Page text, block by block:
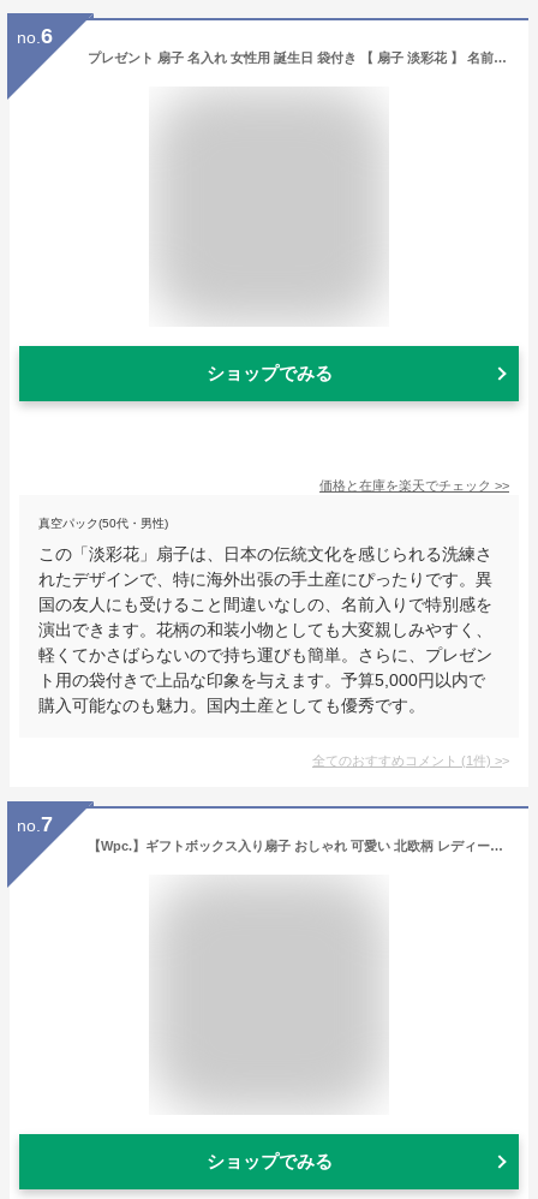
no. 6
プレゼント 扇子 名入れ 女性用 誕生日 袋付き 【 扇子 淡彩花 】 名前入り 夏 ギフト おしゃれ かわいい 扇子袋 せんす センス 和装小物 花柄 レディース 名入り 50代 60代 女性 誕生日 母親 義母 祖母 還暦 古希 定年 退職 祝い 母の日 父の日 孫
ショップでみる
価格と在庫を楽天でチェック >>
真空パック(50代・男性)
この「淡彩花」扇子は、日本の伝統文化を感じられる洗練さ
れたデザインで、特に海外出張の手土産にぴったりです。異
国の友人にも受けること間違いなしの、名前入りで特別感を
演出できます。花柄の和装小物としても大変親しみやすく、
軽くてかさばらないので持ち運びも簡単。さらに、プレゼン
ト用の袋付きで上品な印象を与えます。予算5,000円以内で
購入可能なのも魅力。国内土産としても優秀です。
全てのおすすめコメント (1件) >
no. 7
【Wpc.】ギフトボックス入り扇子 おしゃれ 可愛い 北欧柄 レディース 女性 ギフト プレゼント／Wpc.（WPC）
ショップでみる